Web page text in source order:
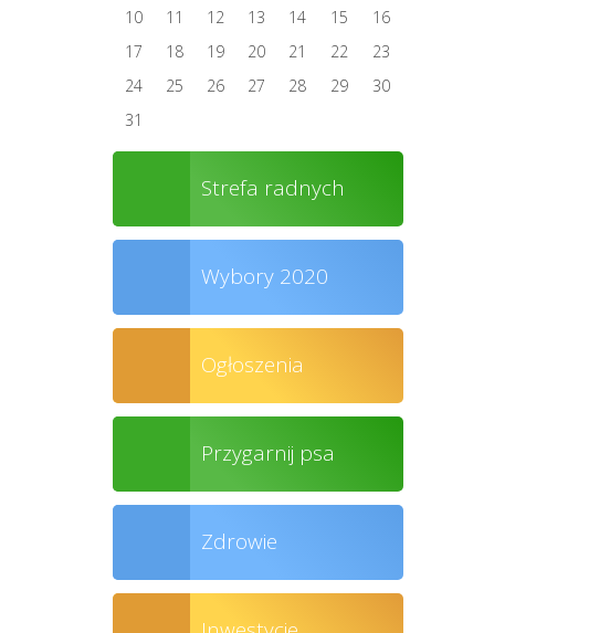
10
11 12 13 14 15
16
17
18 19 20 21 22
23
24
25 26 27 28 29
30
31
Strefa radnych
Wybory 2020
Ogłoszenia
Przygarnij psa
Zdrowie